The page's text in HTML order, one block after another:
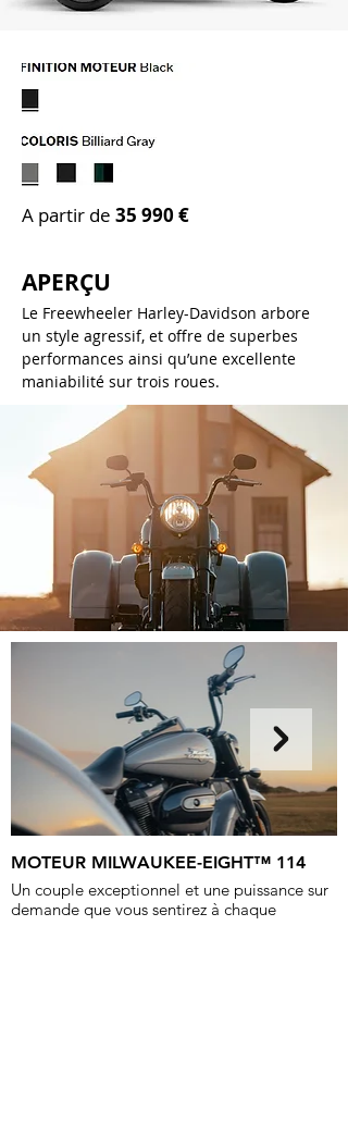
A partir de 35 990 €
APERÇU
Le Freewheeler Harley-Davidson arbore
un style agressif, et offre de superbes
performances ainsi qu’une excellente
maniabilité sur trois roues.
MOTEUR MILWAUKEE-EIGHT™ 114
Un couple exceptionnel et une puissance sur
demande que vous sentirez à chaque